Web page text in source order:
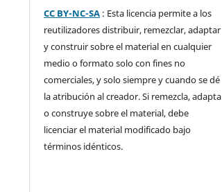
CC BY-NC-SA : Esta licencia permite a los
reutilizadores distribuir, remezclar, adaptar
y construir sobre el material en cualquier
medio o formato solo con fines no
comerciales, y solo siempre y cuando se dé
la atribución al creador. Si remezcla, adapta
o construye sobre el material, debe
licenciar el material modificado bajo
términos idénticos.